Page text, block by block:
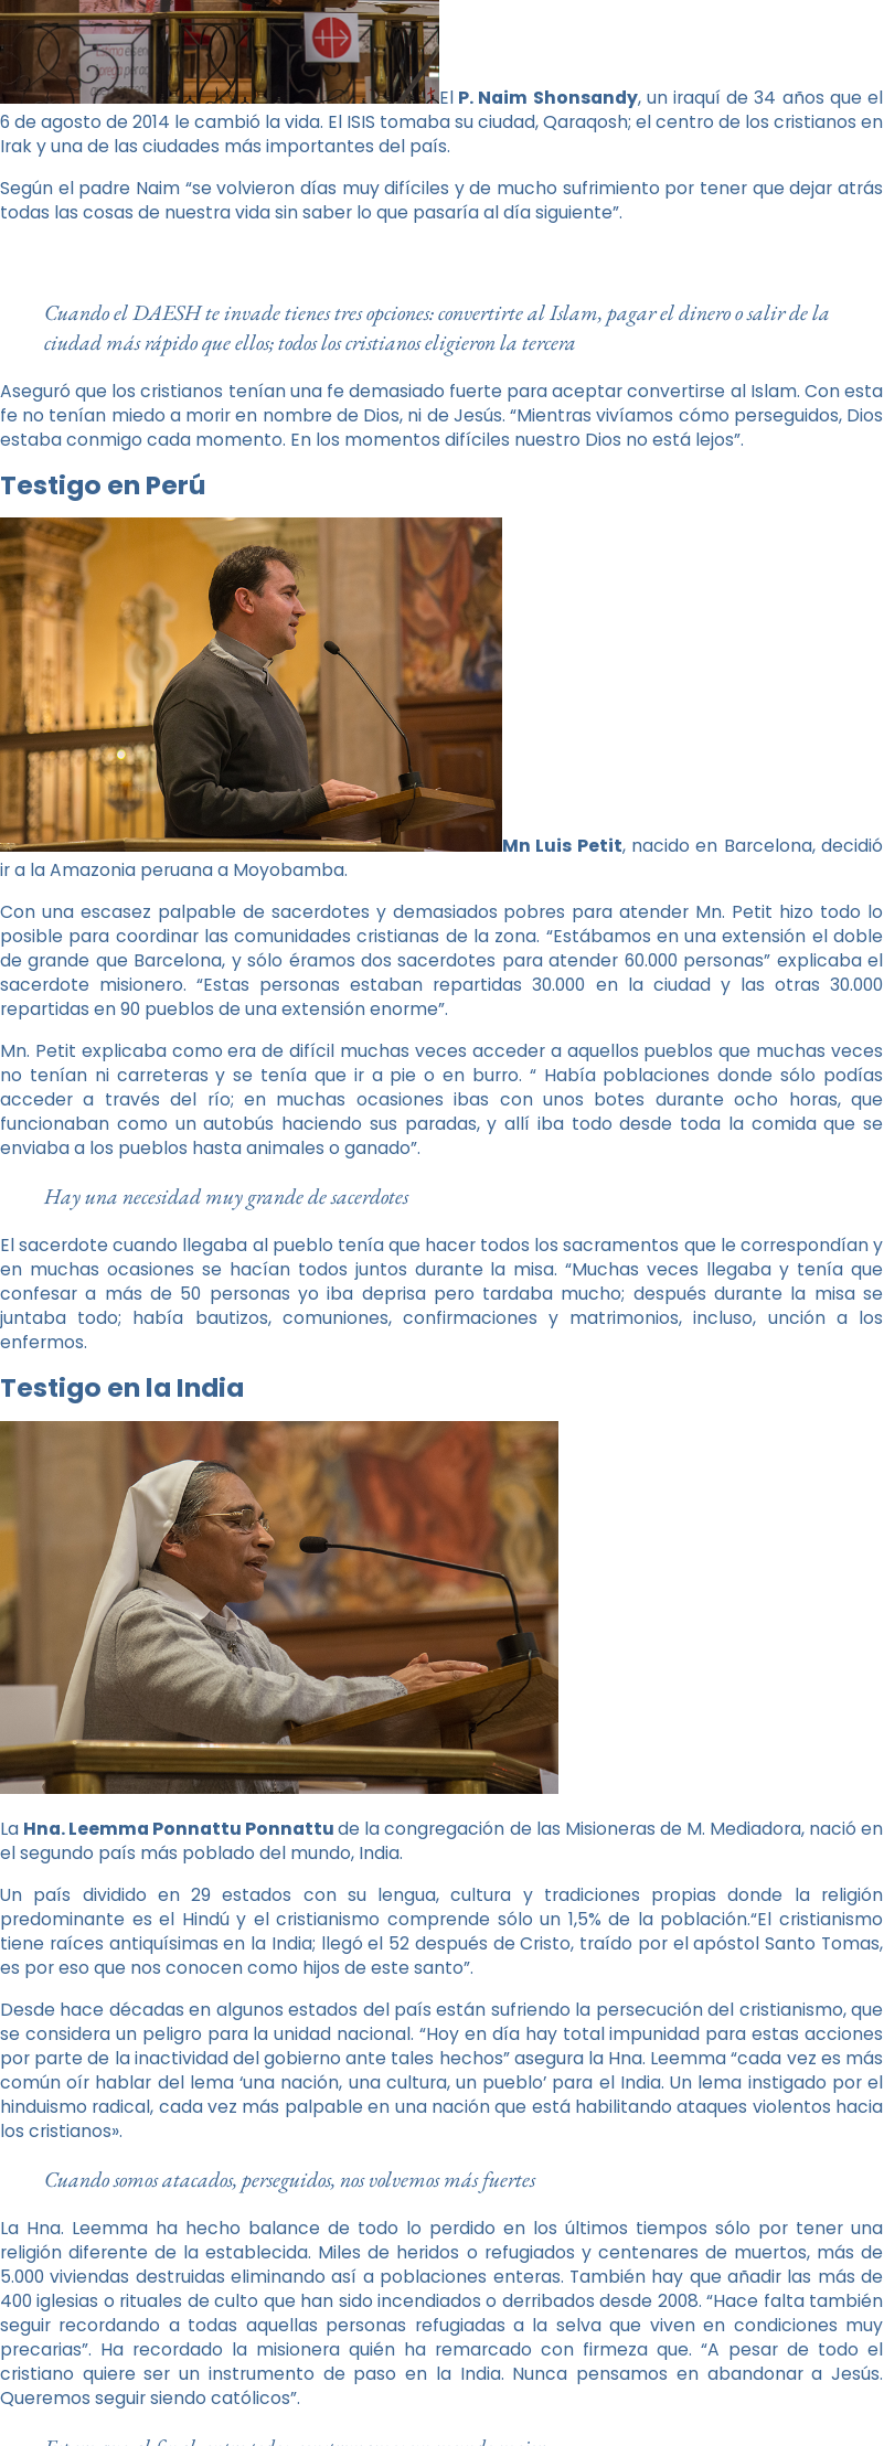
El P. Naim Shonsandy, un iraquí de 34 años que el
6 de agosto de 2014 le cambió la vida. El ISIS tomaba su ciudad, Qaraqosh; el centro de los cristianos en
Irak y una de las ciudades más importantes del país.
Según el padre Naim “se volvieron días muy difíciles y de mucho sufrimiento por tener que dejar atrás
todas las cosas de nuestra vida sin saber lo que pasaría al día siguiente”.
Cuando el DAESH te invade tienes tres opciones: convertirte al Islam, pagar el dinero o salir de la
ciudad más rápido que ellos; todos los cristianos eligieron la tercera
Aseguró que los cristianos tenían una fe demasiado fuerte para aceptar convertirse al Islam. Con esta
fe no tenían miedo a morir en nombre de Dios, ni de Jesús. “Mientras vivíamos cómo perseguidos, Dios
estaba conmigo cada momento. En los momentos difíciles nuestro Dios no está lejos”.
Testigo en Perú
Mn Luis Petit, nacido en Barcelona, decidió
ir a la Amazonia peruana a Moyobamba.
Con una escasez palpable de sacerdotes y demasiados pobres para atender Mn. Petit hizo todo lo
posible para coordinar las comunidades cristianas de la zona. “Estábamos en una extensión el doble
de grande que Barcelona, y sólo éramos dos sacerdotes para atender 60.000 personas” explicaba el
sacerdote misionero. “Estas personas estaban repartidas 30.000 en la ciudad y las otras 30.000
repartidas en 90 pueblos de una extensión enorme”.
Mn. Petit explicaba como era de difícil muchas veces acceder a aquellos pueblos que muchas veces
no tenían ni carreteras y se tenía que ir a pie o en burro. “ Había poblaciones donde sólo podías
acceder a través del río; en muchas ocasiones ibas con unos botes durante ocho horas, que
funcionaban como un autobús haciendo sus paradas, y allí iba todo desde toda la comida que se
enviaba a los pueblos hasta animales o ganado”.
Hay una necesidad muy grande de sacerdotes
El sacerdote cuando llegaba al pueblo tenía que hacer todos los sacramentos que le correspondían y
en muchas ocasiones se hacían todos juntos durante la misa. “Muchas veces llegaba y tenía que
confesar a más de 50 personas yo iba deprisa pero tardaba mucho; después durante la misa se
juntaba todo; había bautizos, comuniones, confirmaciones y matrimonios, incluso, unción a los
enfermos.
Testigo en la India
La Hna. Leemma Ponnattu Ponnattude la congregación de las Misioneras de M. Mediadora, nació en
el segundo país más poblado del mundo, India.
Un país dividido en 29 estados con su lengua, cultura y tradiciones propias donde la religión
predominante es el Hindú y el cristianismo comprende sólo un 1,5% de la población.“El cristianismo
tiene raíces antiquísimas en la India; llegó el 52 después de Cristo, traído por el apóstol Santo Tomas,
es por eso que nos conocen como hijos de este santo”.
Desde hace décadas en algunos estados del país están sufriendo la persecución del cristianismo, que
se considera un peligro para la unidad nacional. “Hoy en día hay total impunidad para estas acciones
por parte de la inactividad del gobierno ante tales hechos” asegura la Hna. Leemma “cada vez es más
común oír hablar del lema ‘una nación, una cultura, un pueblo’ para el India. Un lema instigado por el
hinduismo radical, cada vez más palpable en una nación que está habilitando ataques violentos hacia
los cristianos».
Cuando somos atacados, perseguidos, nos volvemos más fuertes
La Hna. Leemma ha hecho balance de todo lo perdido en los últimos tiempos sólo por tener una
religión diferente de la establecida. Miles de heridos o refugiados y centenares de muertos, más de
5.000 viviendas destruidas eliminando así a poblaciones enteras. También hay que añadir las más de
400 iglesias o rituales de culto que han sido incendiados o derribados desde 2008. “Hace falta también
seguir recordando a todas aquellas personas refugiadas a la selva que viven en condiciones muy
precarias”. Ha recordado la misionera quién ha remarcado con firmeza que. “A pesar de todo el
cristiano quiere ser un instrumento de paso en la India. Nunca pensamos en abandonar a Jesús.
Queremos seguir siendo católicos”.